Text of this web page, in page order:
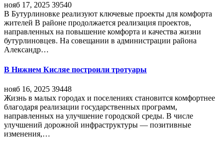
нояб 17, 2025 39540
В Бутурлиновке реализуют ключевые проекты для комфорта
жителей В районе продолжается реализация проектов,
направленных на повышение комфорта и качества жизни
бутурлиновцев. На совещании в администрации района
Александр…
В Нижнем Кисляе построили тротуары
нояб 16, 2025 39448
Жизнь в малых городах и поселениях становится комфортнее
благодаря реализации государственных программ,
направленных на улучшение городской среды. В числе
улучшений дорожной инфраструктуры — позитивные
изменения,…